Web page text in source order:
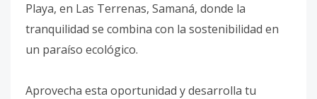
Playa, en Las Terrenas, Samaná, donde la
tranquilidad se combina con la sostenibilidad en
un paraíso ecológico.
Aprovecha esta oportunidad y desarrolla tu